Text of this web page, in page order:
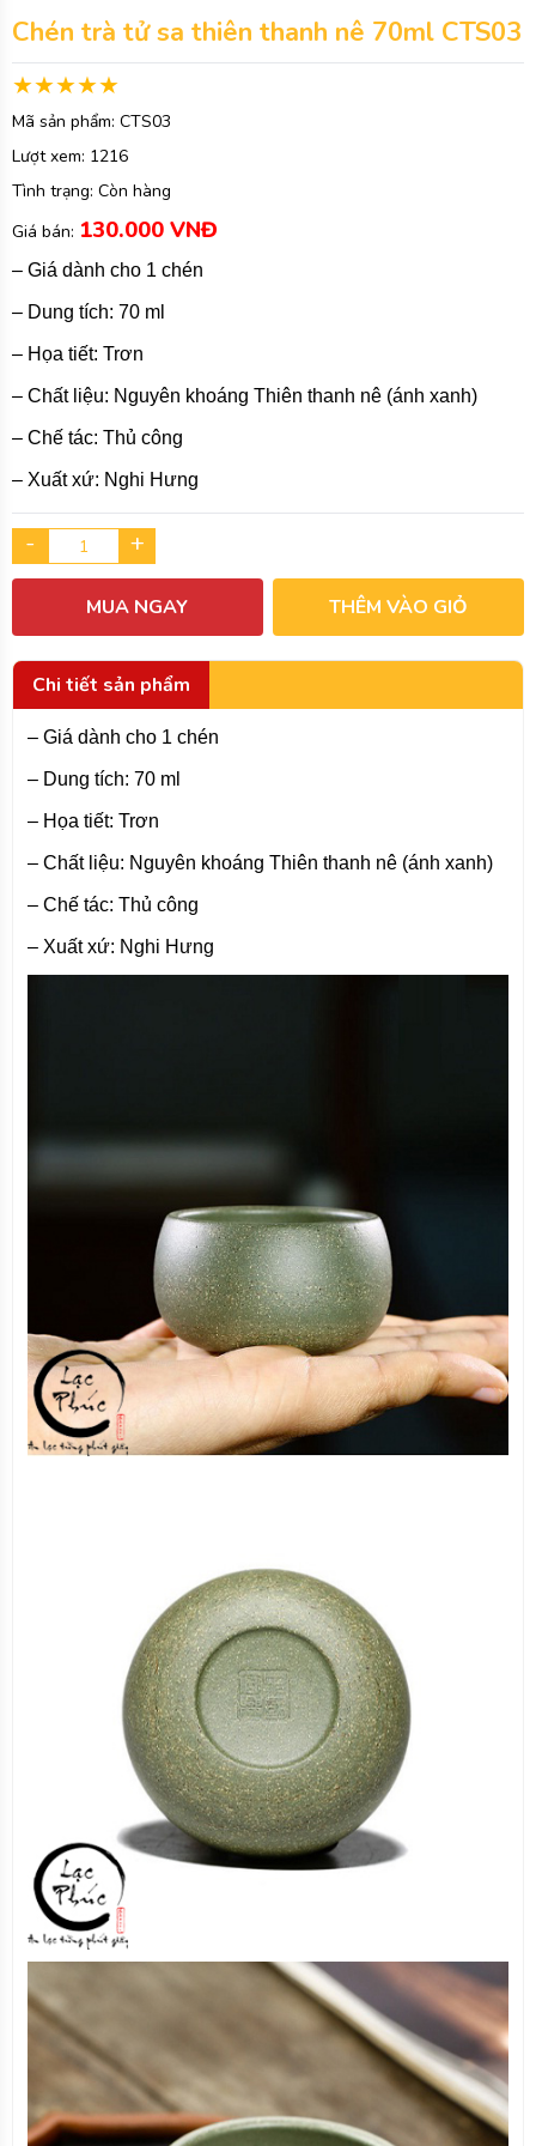
Chén trà tử sa thiên thanh nê 70ml CTS03
Mã sản phẩm: CTS03
Lượt xem: 1216
Tình trạng: Còn hàng
Giá bán: 130.000 VNĐ
– Giá dành cho 1 chén
– Dung tích: 70 ml
– Họa tiết: Trơn
– Chất liệu: Nguyên khoáng Thiên thanh nê (ánh xanh)
– Chế tác: Thủ công
– Xuất xứ: Nghi Hưng
- +
MUA NGAY THÊM VÀO GIỎ
Chi tiết sản phẩm
– Giá dành cho 1 chén
– Dung tích: 70 ml
– Họa tiết: Trơn
– Chất liệu: Nguyên khoáng Thiên thanh nê (ánh xanh)
– Chế tác: Thủ công
– Xuất xứ: Nghi Hưng